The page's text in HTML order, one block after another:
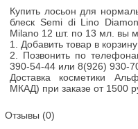
Купить лосьон для
блеск Semi di Lino
Milano 12 шт. по 13 мл. вы
1. Добавить товар в
2. Позвонить по
390-54-44 или 8(926) 930-
Доставка косметики
МКАД) при заказе от 1500
Отзывы (0)